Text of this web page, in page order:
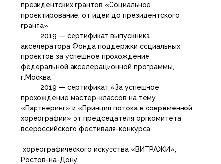
президентских грантов «Социальное
проектирование: от идеи до президентского
гранта»
2019 — сертификат выпускника
акселератора Фонда поддержки социальных
проектов за успешное прохождение
федеральной акселерационной программы,
г.Москва
2019 — сертификат «За успешное
прохождение мастер-классов на тему
«Партнеринг» и «Принцип потока в современной
хореографии» от председателя оргкомитета
всероссийского фестиваля-конкурса
хореографического искусства «ВИТРАЖИ»,
Ростов-на-Дону